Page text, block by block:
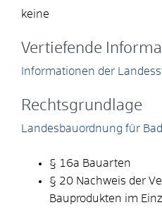
keine
Vertiefende
Informationen der
Rechtsgrundlage
Landesbauordnung für
§ 16a Bauarten
§ 20 Nachweis der
Bauprodukten im